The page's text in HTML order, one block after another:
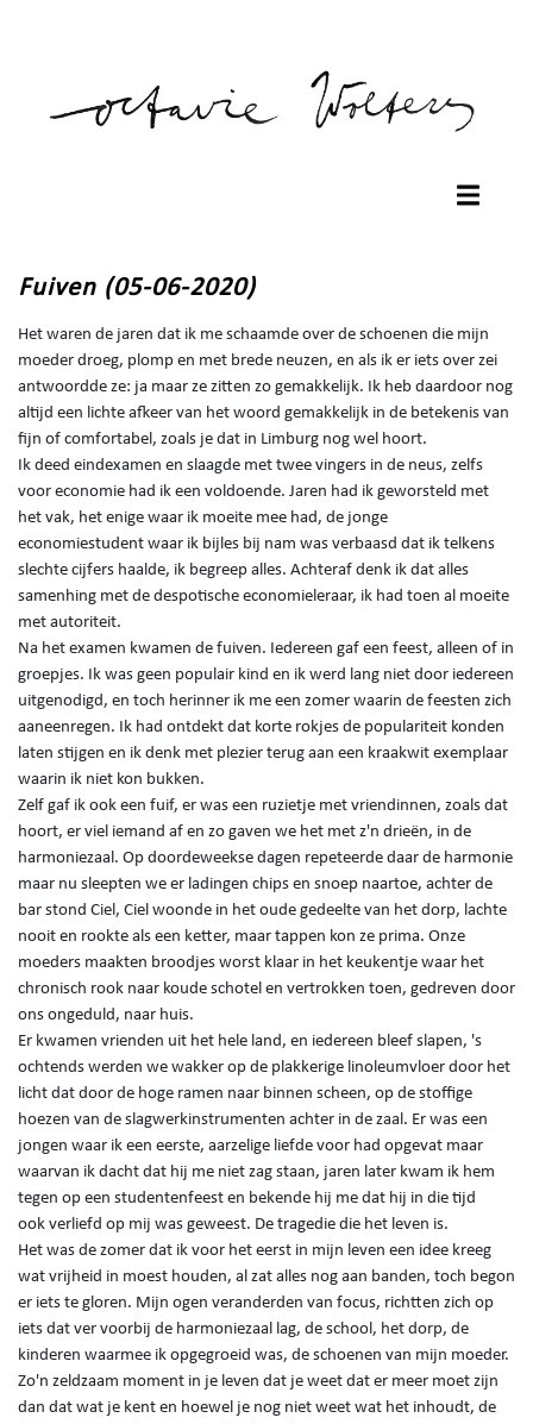
Fuiven (05-06-2020)
Het waren de jaren dat ik me schaamde over de schoenen die mijn
moeder droeg, plomp en met brede neuzen, en als ik er iets over zei
antwoordde ze: ja maar ze zitten zo gemakkelijk. Ik heb daardoor nog
altijd een lichte afkeer van het woord gemakkelijk in de betekenis van
fijn of comfortabel, zoals je dat in Limburg nog wel hoort.
Ik deed eindexamen en slaagde met twee vingers in de neus, zelfs
voor economie had ik een voldoende. Jaren had ik geworsteld met
het vak, het enige waar ik moeite mee had, de jonge
economiestudent waar ik bijles bij nam was verbaasd dat ik telkens
slechte cijfers haalde, ik begreep alles. Achteraf denk ik dat alles
samenhing met de despotische economieleraar, ik had toen al moeite
met autoriteit.
Na het examen kwamen de fuiven. Iedereen gaf een feest, alleen of in
groepjes. Ik was geen populair kind en ik werd lang niet door iedereen
uitgenodigd, en toch herinner ik me een zomer waarin de feesten zich
aaneenregen. Ik had ontdekt dat korte rokjes de populariteit konden
laten stijgen en ik denk met plezier terug aan een kraakwit exemplaar
waarin ik niet kon bukken.
Zelf gaf ik ook een fuif, er was een ruzietje met vriendinnen, zoals dat
hoort, er viel iemand af en zo gaven we het met z'n drieën, in de
harmoniezaal. Op doordeweekse dagen repeteerde daar de harmonie
maar nu sleepten we er ladingen chips en snoep naartoe, achter de
bar stond Ciel, Ciel woonde in het oude gedeelte van het dorp, lachte
nooit en rookte als een ketter, maar tappen kon ze prima. Onze
moeders maakten broodjes worst klaar in het keukentje waar het
chronisch rook naar koude schotel en vertrokken toen, gedreven door
ons ongeduld, naar huis.
Er kwamen vrienden uit het hele land, en iedereen bleef slapen, 's
ochtends werden we wakker op de plakkerige linoleumvloer door het
licht dat door de hoge ramen naar binnen scheen, op de stoffige
hoezen van de slagwerkinstrumenten achter in de zaal. Er was een
jongen waar ik een eerste, aarzelige liefde voor had opgevat maar
waarvan ik dacht dat hij me niet zag staan, jaren later kwam ik hem
tegen op een studentenfeest en bekende hij me dat hij in die tijd
ook verliefd op mij was geweest. De tragedie die het leven is.
Het was de zomer dat ik voor het eerst in mijn leven een idee kreeg
wat vrijheid in moest houden, al zat alles nog aan banden, toch begon
er iets te gloren. Mijn ogen veranderden van focus, richtten zich op
iets dat ver voorbij de harmoniezaal lag, de school, het dorp, de
kinderen waarmee ik opgegroeid was, de schoenen van mijn moeder.
Zo'n zeldzaam moment in je leven dat je weet dat er meer moet zijn
dan dat wat je kent en hoewel je nog niet weet wat het inhoudt, de